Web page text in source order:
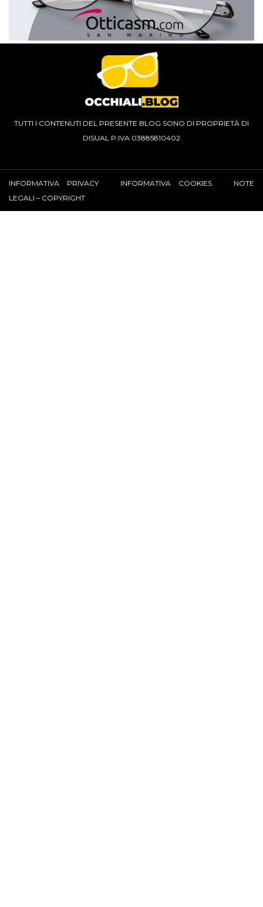
TUTTI I CONTENUTI DEL PRESENTE BLOG SONO DI PROPRIETÀ DI
DISUAL P.IVA 03885810402
INFORMATIVA PRIVACY INFORMATIVA COOKIES
NOTE
LEGALI – COPYRIGHT